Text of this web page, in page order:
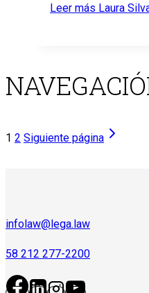
Leer más Laura
1 2 Siguiente página
infolaw@lega.law
58 212 277-2200